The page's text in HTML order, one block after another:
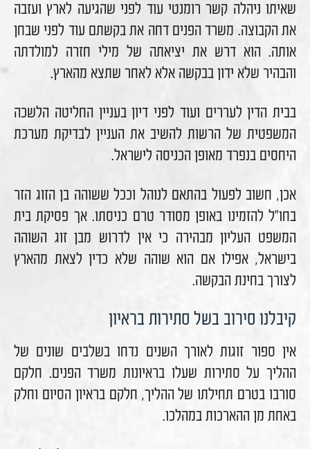
שאיתו ניהלה קשר רומנטי עוד לפני שהגיעה לארץ ועזבה
את הקבוצה. משרד הפנים דחה את בקשתם עוד לפני שבחן
אותה. הוא דרש את יציאתה של מילי חזרה למולדתה
והבהיר שלא ידון בבקשה אלא לאחר שתצא מהארץ.
בבית הדין לעררים ועוד לפני דיון בעניין החליטה הלשכה
המשפטית של הרשות להשיב את העניין לבדיקת מערכת
היחסים בנפרד מאופן הכניסה לישראל.
אכן, חשוב לפעול בהתאם לנוהל וככל ששוהה בן הזוג הזר
בחו"ל להזמינו באופן מסודר טרם כניסתו. אך פסיקת בית
המשפט העליון מבהירה כי אין לדרוש מבן זוג השוהה
בישראל, אפילו אם הוא שוהה שלא כדין לצאת מהארץ
לצורך בחינת הבקשה.
קיבלנו סירוב בשל סתירות בראיון
אין ספור זוגות לאורך השנים נדחו בשלבים שונים של
ההליך על סתירות שעלו בראיונות משרד הפנים. חלקם
סורבו בטרם תחילתו של ההליך, חלקם בראיון הסיום וחלק
באחת מן ההארכות במהלכו.